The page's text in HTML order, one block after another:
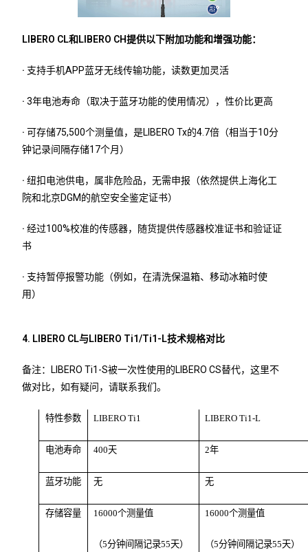
LIBERO CL和LIBERO CH提供以下附加功能和增强功能：
· 支持手机APP蓝牙无线传输功能，读数更加灵活
·3年电池寿命（取决于蓝牙功能的使用情况），性价比更高
·可存储75,500个测量值，是LIBERO Tx的4.7倍（相当于10分
钟记录间隔存储17个月）
·纽扣电池供电，属非危险品，无需申报（依然提供上海化工
院和北京DGM的航空安全鉴定证书）
·经过100%校准的传感器，随货提供传感器校准证书和验证证
书
· 支持暂停报警功能（例如，在清洗保温箱、移动冰箱时使
用）
4. LIBERO CL与LIBERO Ti1/Ti1-L技术规格对比
备注：LIBERO Ti1-S被一次性使用的LIBERO CS替代，这里不
做对比，如有疑问，请联系我们。
特性参数 LIBERO Ti1 LIBERO Ti1-L
电池寿命 400天 2年
蓝牙功能 无 无
存储容量 16000个测量值
（5分钟间隔记录55天）
16000个测量值
（5分钟间隔记录55天）